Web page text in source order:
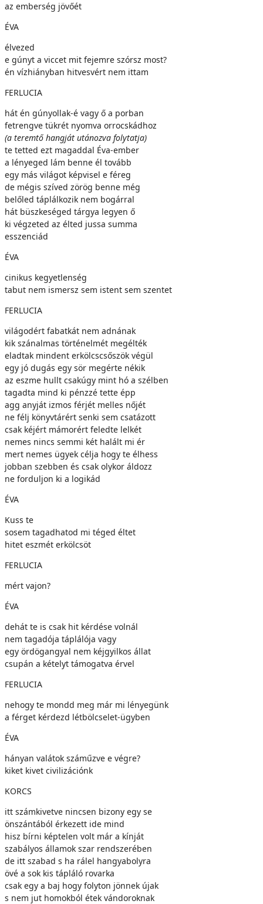
az emberség jövőét
ÉVA
élvezed
e gúnyt a viccet mit fejemre szórsz most?
én vízhiányban hitvesvért nem ittam
FERLUCIA
hát én gúnyollak-é vagy ő a porban
fetrengve tükrét nyomva orrocskádhoz
(a teremtő hangját utánozva folytatja)
te tetted ezt magaddal Éva-ember
a lényeged lám benne él tovább
egy más világot képvisel e féreg
de mégis szíved zörög benne még
belőled táplálkozik nem bogárral
hát büszkeséged tárgya legyen ő
ki végzeted az élted jussa summa
esszenciád
ÉVA
cinikus kegyetlenség
tabut nem ismersz sem istent sem szentet
FERLUCIA
világodért fabatkát nem adnának
kik szánalmas történelmét megélték
eladtak mindent erkölcscsőszök végül
egy jó dugás egy sör megérte nékik
az eszme hullt csakúgy mint hó a szélben
tagadta mind ki pénzzé tette épp
agg anyját izmos férjét melles nőjét
ne félj könyvtárért senki sem csatázott
csak kéjért mámorért feledte lelkét
nemes nincs semmi két halált mi ér
mert nemes ügyek célja hogy te élhess
jobban szebben és csak olykor áldozz
ne forduljon ki a logikád
ÉVA
Kuss te
sosem tagadhatod mi téged éltet
hitet eszmét erkölcsöt
FERLUCIA
mért vajon?
ÉVA
dehát te is csak hit kérdése volnál
nem tagadója táplálója vagy
egy ördögangyal nem kéjgyilkos állat
csupán a kételyt támogatva érvel
FERLUCIA
nehogy te mondd meg már mi lényegünk
a férget kérdezd létbölcselet-ügyben
ÉVA
hányan valátok száműzve e végre?
kiket kivet civilizációnk
KORCS
itt számkivetve nincsen bizony egy se
önszántából érkezett ide mind
hisz bírni képtelen volt már a kínját
szabályos államok szar rendszerében
de itt szabad s ha rálel hangyabolyra
övé a sok kis tápláló rovarka
csak egy a baj hogy folyton jönnek újak
s nem jut homokból étek vándoroknak